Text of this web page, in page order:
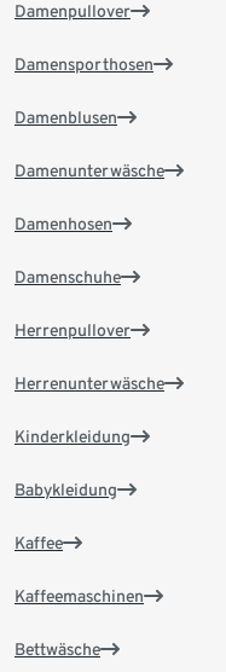
Damenpullover
Damensporthosen
Damenblusen
Damenunterwäsche
Damenhosen
Damenschuhe
Herrenpullover
Herrenunterwäsche
Kinderkleidung
Babykleidung
Kaffee
Kaffeemaschinen
Bettwäsche